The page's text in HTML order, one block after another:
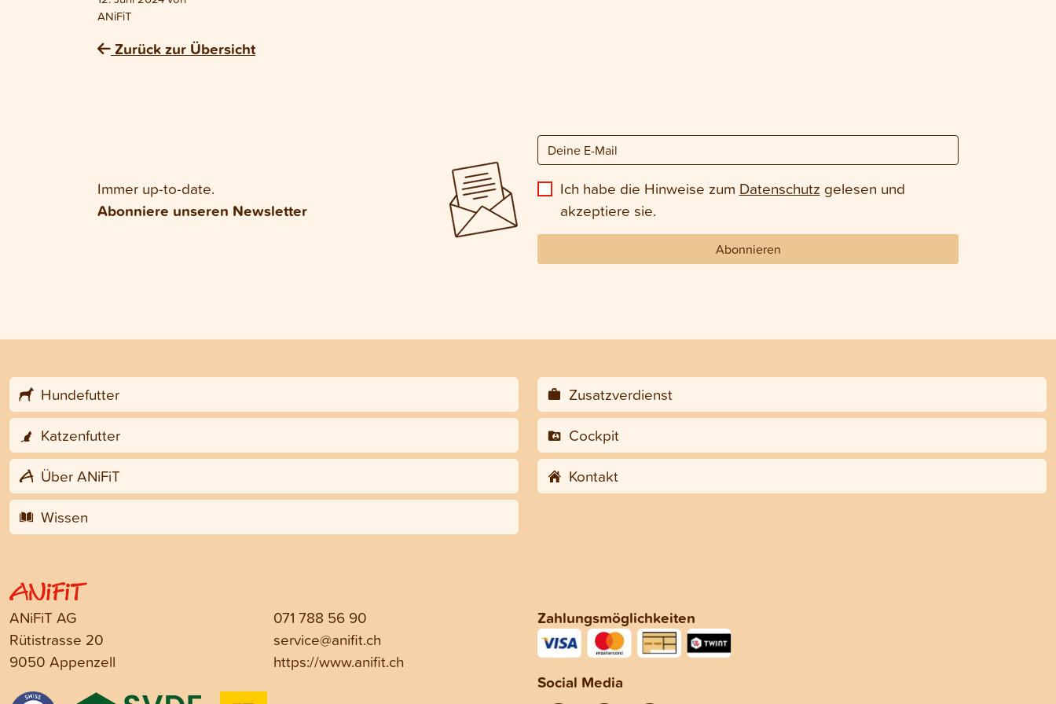
ANiFiT
Zurück zur Übersicht
Immer up-to-date.
Abonniere unseren Newsletter
Ich habe die Hinweise zum Datenschutz gelesen und
akzeptiere sie.
Abonnieren
Hundefutter
Katzenfutter
Über ANiFiT
Wissen
Zusatzverdienst
Cockpit
Kontakt
ANiFiT AG
Rütistrasse 20
9050 Appenzell
071 788 56 90
service@anifit.ch
https://www.anifit.ch
Zahlungsmöglichkeiten
Social Media